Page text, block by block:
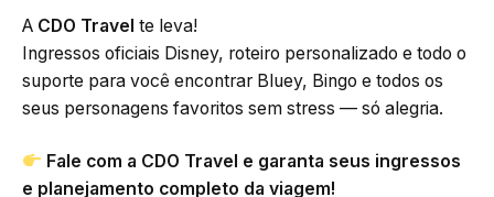
A CDO Travel te leva!
Ingressos oficiais Disney, roteiro personalizado e todo o
suporte para você encontrar Bluey, Bingo e todos os
seus personagens favoritos sem stress — só alegria.
Fale com a CDO Travel e garanta seus ingressos
e planejamento completo da viagem!